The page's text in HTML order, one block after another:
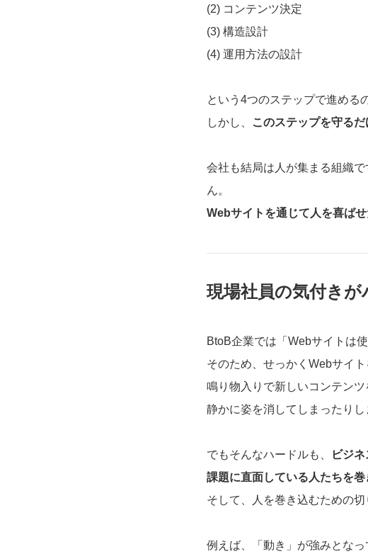
(2) コンテンツ決定
(3) 構造設計
(4) 運用方法の設計
という4つのステップで進める
しかし、
このステップを守る
会社も結局は人が集まる組織
ん。
Webサイトを通じて人を喜ば
現場社員の気付き
BtoB企業では「Webサイトは
そのため、せっかくWebサイ
鳴り物入りで新しいコンテン
静かに姿を消してしまったりし
でもそんなハードルも、
ビジ
課題に直面している人たちを巻
そして、人を巻き込むための
例えば、「動き」が強みとなっ